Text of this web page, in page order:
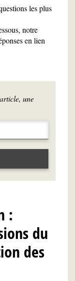
les plus
notre
en lien
une
:
du
des